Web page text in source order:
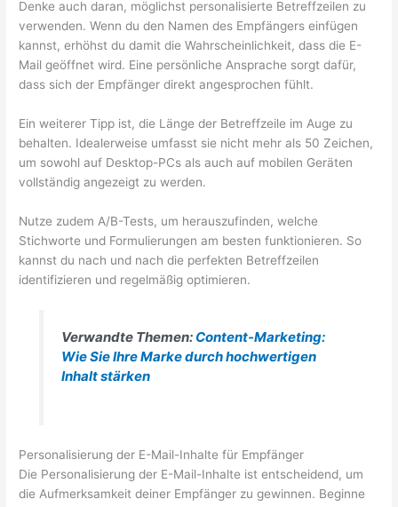
Denke auch daran, möglichst personalisierte Betreffzeilen zu
verwenden. Wenn du den Namen des Empfängers einfügen
kannst, erhöhst du damit die Wahrscheinlichkeit, dass die E-
Mail geöffnet wird. Eine persönliche Ansprache sorgt dafür,
dass sich der Empfänger direkt angesprochen fühlt.
Ein weiterer Tipp ist, die Länge der Betreffzeile im Auge zu
behalten. Idealerweise umfasst sie nicht mehr als 50 Zeichen,
um sowohl auf Desktop-PCs als auch auf mobilen Geräten
vollständig angezeigt zu werden.
Nutze zudem A/B-Tests, um herauszufinden, welche
Stichworte und Formulierungen am besten funktionieren. So
kannst du nach und nach die perfekten Betreffzeilen
identifizieren und regelmäßig optimieren.
Verwandte Themen: Content-Marketing:
Wie Sie Ihre Marke durch hochwertigen
Inhalt stärken
Personalisierung der E-Mail-Inhalte für Empfänger
Die Personalisierung der E-Mail-Inhalte ist entscheidend, um
die Aufmerksamkeit deiner Empfänger zu gewinnen. Beginne